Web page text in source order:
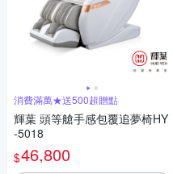
消費滿萬★送500超贈點
輝葉 頭等艙手感包覆追夢椅HY
-5018
$46,800